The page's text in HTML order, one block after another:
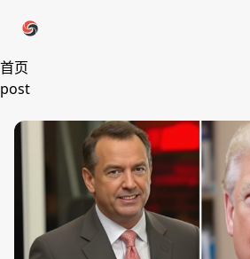
首页
post